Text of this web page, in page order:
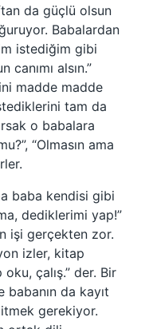
da güçlü olsun
Babalardan
istediğim gibi
alsın.”
madde madde
tam da
o babalara
“Olmasın ama
baba kendisi gibi
dediklerimi yap!”
işi gerçekten zor.
izler, kitap
çalış.” der. Bir
da kayıt
gerekiyor.